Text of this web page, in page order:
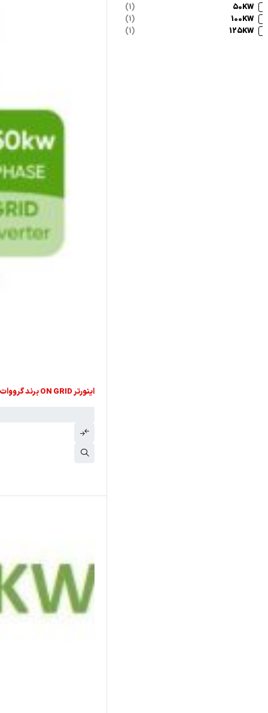
50KW
100KW
125KW
اینورتر ON GRID برند گرووات GROWATT مدل MAX 125KTL3-X LV توان 125KW سه فاز